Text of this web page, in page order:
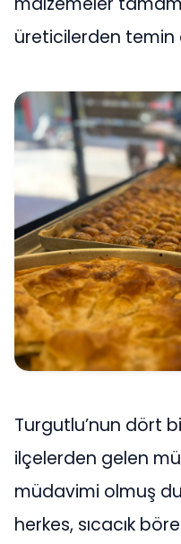
üreticilerden temin
Turgutlu’nun dört
ilçelerden gelen
müdavimi olmuş
herkes, sıcacık